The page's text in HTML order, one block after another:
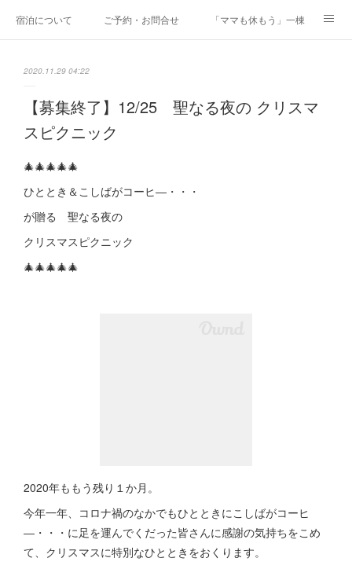
宿泊について ご予約・お問合せ 「ママも休もう」一棟貸しファ
2020.11.29 04:22
【募集終了】12/25 聖なる夜の クリスマ
スピクニック
🎄🎄🎄🎄🎄
ひととき＆こしばがコーヒ―・・・
が贈る 聖なる夜の
クリスマスピクニック
🎄🎄🎄🎄🎄
2020年ももう残り１か月。
今年一年、コロナ禍のなかでもひとときにこしばがコーヒ
―・・・に足を運んでくだった皆さんに感謝の気持ちをこめ
て、クリスマスに特別なひとときをおくります。